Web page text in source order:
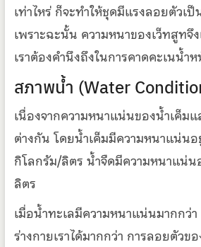
เท่าไหร่ ก็จะทำให้ชุดมีแรงลอยตัวเ
เพราะฉะนั้น ความหนาของเว็ทสูทจึ
เราต้องคำนึงถึงในการคาดคะเนน้ำ
สภาพน้ำ (Water
เนื่องจากความหนาแน่นของน้ำเค็ม
ต่างกัน โดยน้ำเค็มมีความหนาแน่น
กิโลกรัม/ลิตร น้ำจืดมีความหนาแน่
ลิตร
เมื่อน้ำทะเลมีความหนาแน่นมากกว่
ร่างกายเราได้มากกว่า การลอยตัวข